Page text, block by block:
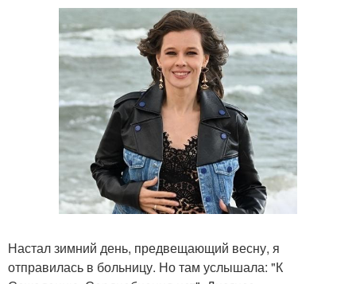
Настал зимний день, предвещающий весну, я
отправилась в больницу. Но там услышала: "К